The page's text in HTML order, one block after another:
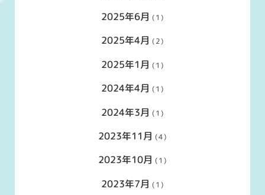
2025年6月 (1)
2025年4月 (2)
2025年1月 (1)
2024年4月 (1)
2024年3月 (1)
2023年11月 (4)
2023年10月 (1)
2023年7月 (1)